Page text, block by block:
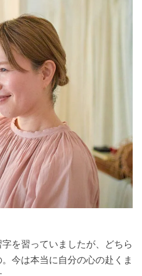
字を習っていましたが、どちら
今は本当に自分の心の赴くま